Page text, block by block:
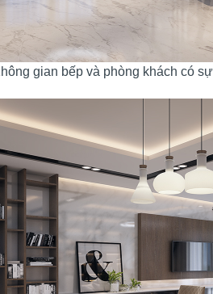
gian bếp và phòng khách có